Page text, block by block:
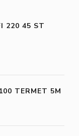
220 45 ST
TERMET 5M